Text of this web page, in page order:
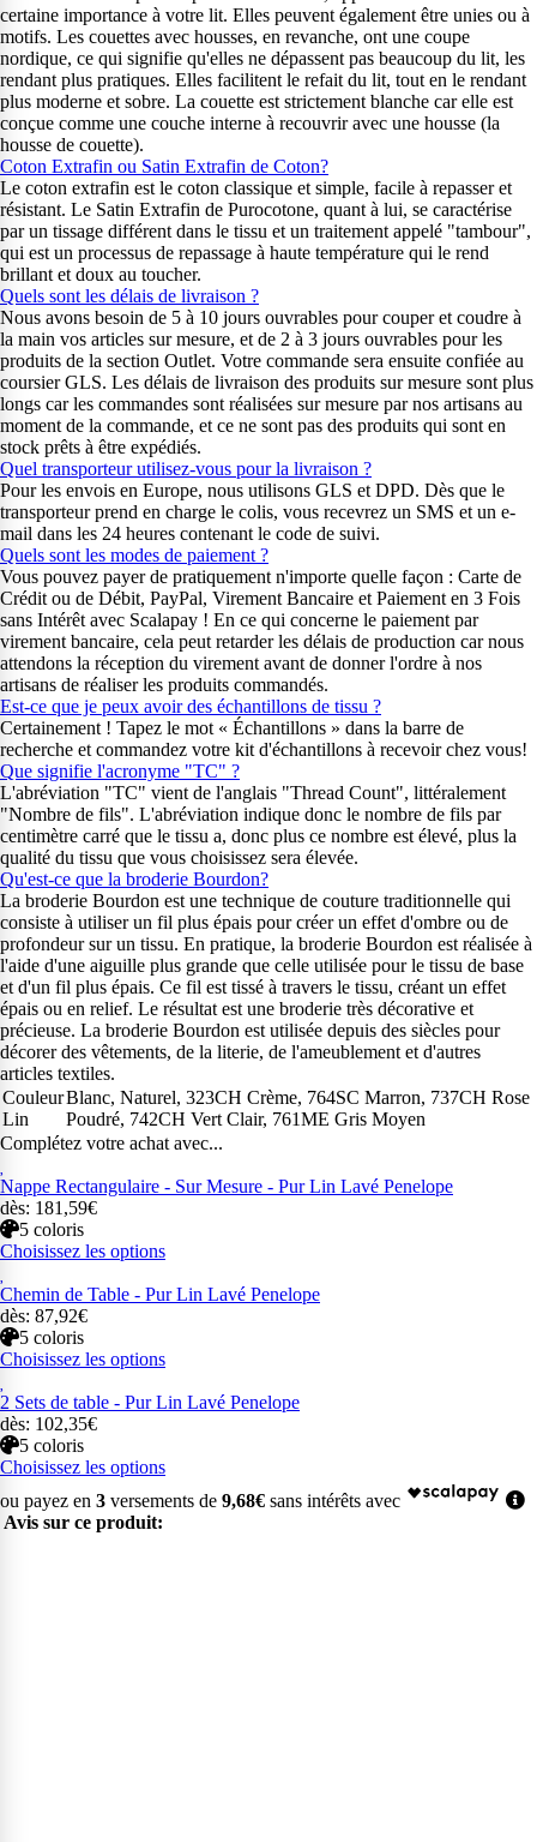
certaine importance à votre lit. Elles peuvent également être unies ou à
motifs. Les couettes avec housses, en revanche, ont une coupe
nordique, ce qui signifie qu'elles ne dépassent pas beaucoup du lit, les
rendant plus pratiques. Elles facilitent le refait du lit, tout en le rendant
plus moderne et sobre. La couette est strictement blanche car elle est
conçue comme une couche interne à recouvrir avec une housse (la
housse de couette).
Coton Extrafin ou Satin Extrafin de Coton?
Le coton extrafin est le coton classique et simple, facile à repasser et
résistant. Le Satin Extrafin de Purocotone, quant à lui, se caractérise
par un tissage différent dans le tissu et un traitement appelé "tambour",
qui est un processus de repassage à haute température qui le rend
brillant et doux au toucher.
Quels sont les délais de livraison ?
Nous avons besoin de 5 à 10 jours ouvrables pour couper et coudre à
la main vos articles sur mesure, et de 2 à 3 jours ouvrables pour les
produits de la section Outlet. Votre commande sera ensuite confiée au
coursier GLS. Les délais de livraison des produits sur mesure sont plus
longs car les commandes sont réalisées sur mesure par nos artisans au
moment de la commande, et ce ne sont pas des produits qui sont en
stock prêts à être expédiés.
Quel transporteur utilisez-vous pour la livraison ?
Pour les envois en Europe, nous utilisons GLS et DPD. Dès que le
transporteur prend en charge le colis, vous recevrez un SMS et un e-
mail dans les 24 heures contenant le code de suivi.
Quels sont les modes de paiement ?
Vous pouvez payer de pratiquement n'importe quelle façon : Carte de
Crédit ou de Débit, PayPal, Virement Bancaire et Paiement en 3 Fois
sans Intérêt avec Scalapay ! En ce qui concerne le paiement par
virement bancaire, cela peut retarder les délais de production car nous
attendons la réception du virement avant de donner l'ordre à nos
artisans de réaliser les produits commandés.
Est-ce que je peux avoir des échantillons de tissu ?
Certainement ! Tapez le mot « Échantillons » dans la barre de
recherche et commandez votre kit d'échantillons à recevoir chez vous!
Que signifie l'acronyme "TC" ?
L'abréviation "TC" vient de l'anglais "Thread Count", littéralement
"Nombre de fils". L'abréviation indique donc le nombre de fils par
centimètre carré que le tissu a, donc plus ce nombre est élevé, plus la
qualité du tissu que vous choisissez sera élevée.
Qu'est-ce que la broderie Bourdon?
La broderie Bourdon est une technique de couture traditionnelle qui
consiste à utiliser un fil plus épais pour créer un effet d'ombre ou de
profondeur sur un tissu. En pratique, la broderie Bourdon est réalisée à
l'aide d'une aiguille plus grande que celle utilisée pour le tissu de base
et d'un fil plus épais. Ce fil est tissé à travers le tissu, créant un effet
épais ou en relief. Le résultat est une broderie très décorative et
précieuse. La broderie Bourdon est utilisée depuis des siècles pour
décorer des vêtements, de la literie, de l'ameublement et d'autres
articles textiles.
Couleur
Lin
Blanc, Naturel, 323CH Crème, 764SC Marron, 737CH Rose
Poudré, 742CH Vert Clair, 761ME Gris Moyen
Complétez votre achat avec...
Nappe Rectangulaire - Sur Mesure - Pur Lin Lavé Penelope
dès: 181,59€
5 coloris
Choisissez les options
Chemin de Table - Pur Lin Lavé Penelope
dès: 87,92€
5 coloris
Choisissez les options
2 Sets de table - Pur Lin Lavé Penelope
dès: 102,35€
5 coloris
Choisissez les options
ou payez en 3 versements de 9,68€ sans intérêts avec
Avis sur ce produit: